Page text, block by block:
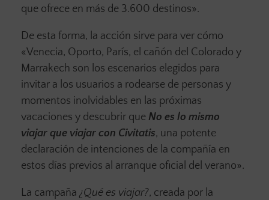
que ofrece en más de 3.600 destinos».
De esta forma, la acción sirve para ver cómo
«Venecia, Oporto, París, el cañón del Colorado y
Marrakech son los escenarios elegidos para
invitar a los usuarios a rodearse de personas y
momentos inolvidables en las próximas
vacaciones y descubrir que No es lo mismo
viajar que viajar con Civitatis, una potente
declaración de intenciones de la compañía en
estos días previos al arranque oficial del verano».
La campaña ¿Qué es viajar?, creada por la